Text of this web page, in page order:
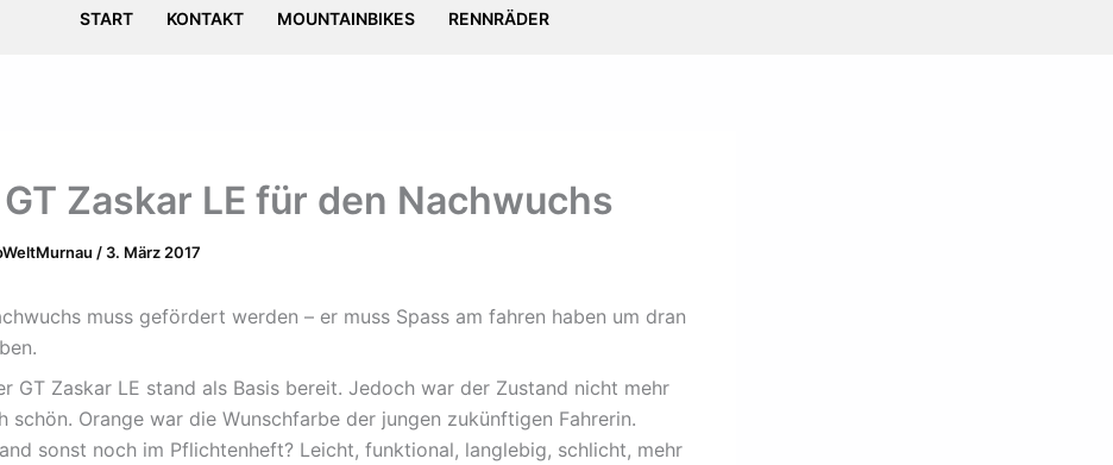
START KONTAKT MOUNTAINBIKES RENNRÄDER
GT Zaskar LE für den Nachwuchs
/ 3. März 2017
muss gefördert werden – er muss Spass am fahren haben um dran
GT Zaskar LE stand als Basis bereit. Jedoch war der Zustand nicht mehr
schön. Orange war die Wunschfarbe der jungen zukünftigen Fahrerin.
sonst noch im Pflichtenheft? Leicht, funktional, langlebig, schlicht, mehr